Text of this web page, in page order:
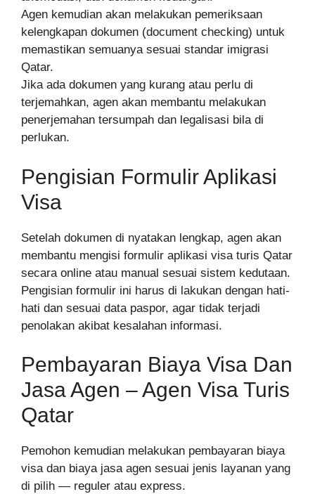
Agen kemudian akan melakukan pemeriksaan
kelengkapan dokumen (document checking) untuk
memastikan semuanya sesuai standar imigrasi
Qatar.
Jika ada dokumen yang kurang atau perlu di
terjemahkan, agen akan membantu melakukan
penerjemahan tersumpah dan legalisasi bila di
perlukan.
Pengisian Formulir Aplikasi
Visa
Setelah dokumen di nyatakan lengkap, agen akan
membantu mengisi formulir aplikasi visa turis Qatar
secara online atau manual sesuai sistem kedutaan.
Pengisian formulir ini harus di lakukan dengan hati-
hati dan sesuai data paspor, agar tidak terjadi
penolakan akibat kesalahan informasi.
Pembayaran Biaya Visa Dan
Jasa Agen – Agen Visa Turis
Qatar
Pemohon kemudian melakukan pembayaran biaya
visa dan biaya jasa agen sesuai jenis layanan yang
di pilih — reguler atau express.